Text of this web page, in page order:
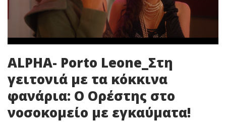
ALPHA- Porto Leone_Στη
γειτονιά με τα κόκκινα
φανάρια: Ο Ορέστης στο
νοσοκομείο µε εγκαύματα!